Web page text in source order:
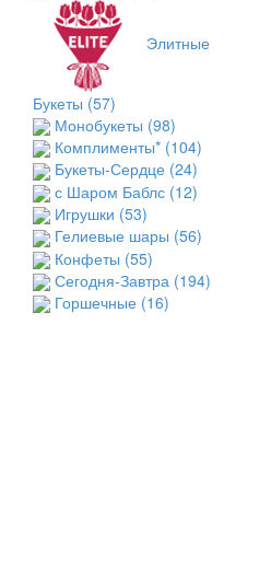
Элитные
Букеты (57)
Монобукеты (98)
Комплименты* (104)
Букеты-Сердце (24)
с Шаром Баблс (12)
Игрушки (53)
Гелиевые шары (56)
Конфеты (55)
Сегодня-Завтра (194)
Горшечные (16)